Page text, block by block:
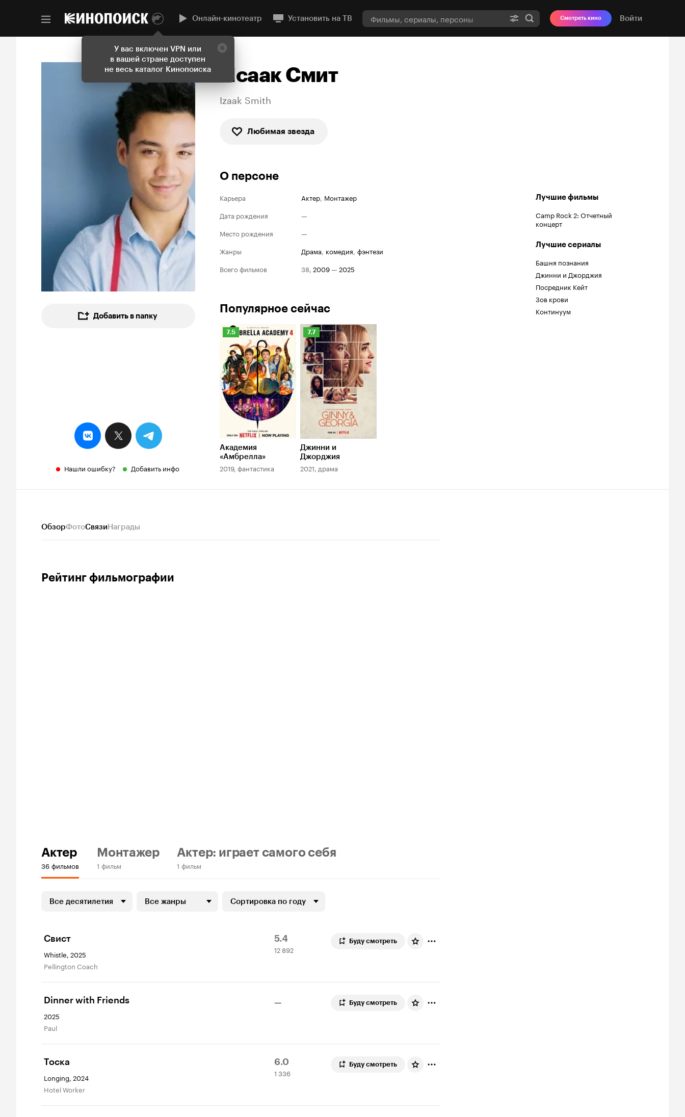
У вас включен VPN или
в вашей стране доступен
не весь каталог Кинопоиска
Онлайн-кинотеатр Установить на ТВ Смотреть кино Войти
Добавить в папку
Нашли ошибку? Добавить инфо
Исаак Смит
Izaak Smith
Любимая звезда
О персоне
Карьера Актер, Монтажер
Дата рождения
—
Место рождения
—
Жанры
драма, комедия, фэнтези
Всего фильмов
38, 2009— 2025
Лучшие фильмы
Camp Rock 2: Отчетный
концерт
Лучшие сериалы
Башня познания
Джинни и Джорджия
Посредник Кейт
Зов крови
Континуум
Популярное сейчас
Рейтинг
Кинопоиска
7.5
7.5
Академия
«Амбрелла»
2019, фантастика
Рейтинг
Кинопоиска
7.7
7.7
Джинни и
Джорджия
2021, драма
ОбзорФотоСвязиНаграды
Рейтинг фильмографии
Актер
36 фильмов
Монтажер
1 фильм
Актер: играет самого себя
1 фильм
Все десятилетия Все жанры Сортировка по году
Свист
Whistle, 2025
Pellington Coach
Рейтинг
Кинопоиска
5.4
12
892
12 892
Буду смотреть
Dinner with Friends
2025
Paul
— Буду смотреть
Тоска
Longing, 2024
Hotel Worker
Рейтинг
Кинопоиска
6.0
1
336
1 336
Буду смотреть